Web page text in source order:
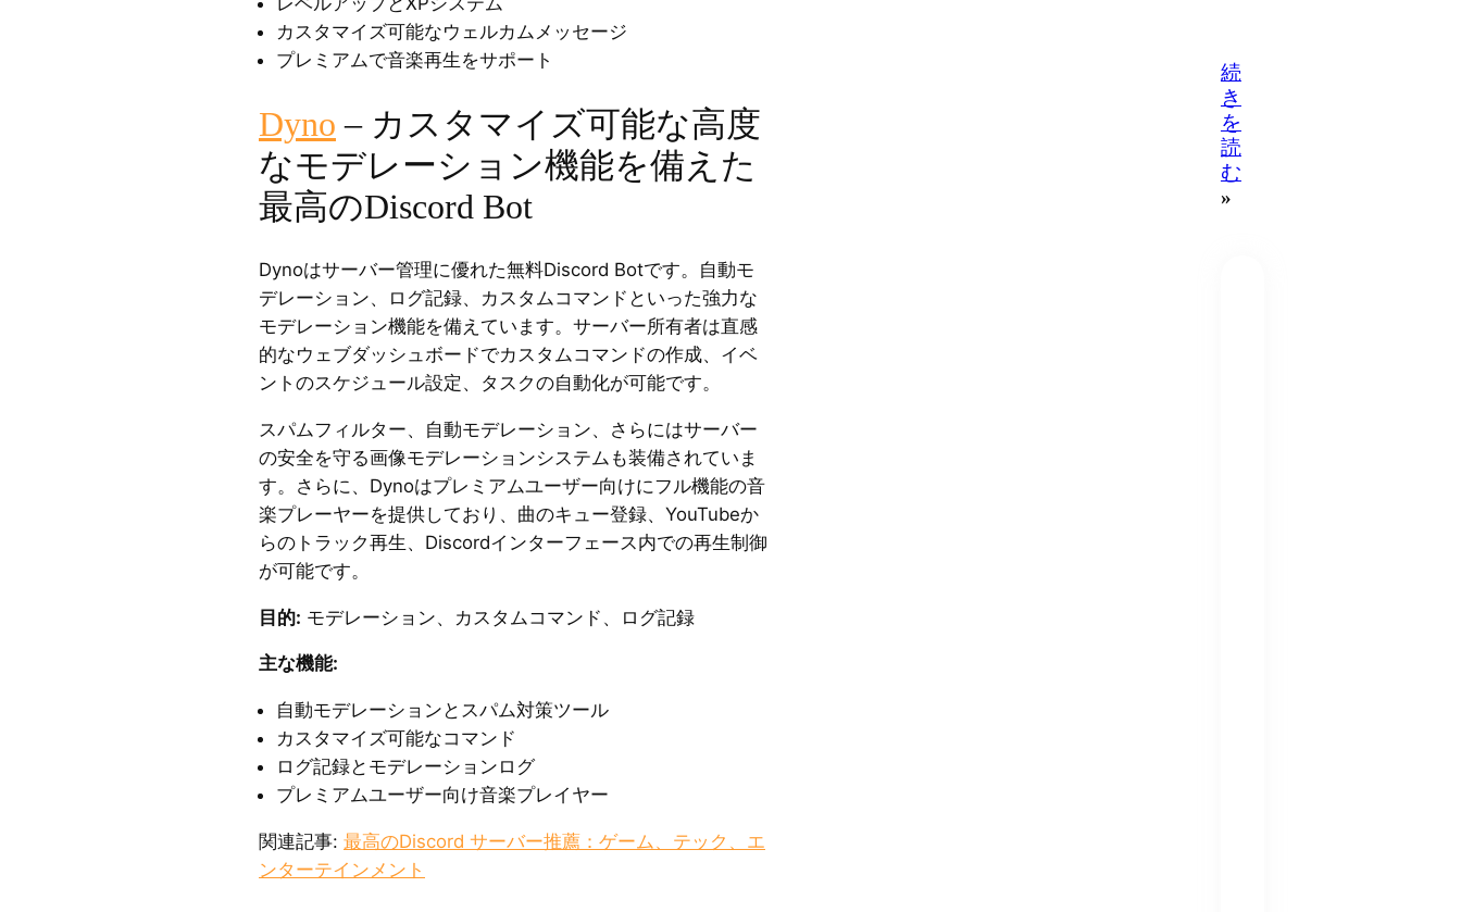
カスタマイズ可能なウェルカムメッセージ
プレミアムで音楽再生をサポート
Dyno – カスタマイズ可能な高度
なモデレーション機能を備えた
最高のDiscord Bot
Dynoはサーバー管理に優れた無料Discord Botです。自動モ
デレーション、ログ記録、カスタムコマンドといった強力な
モデレーション機能を備えています。サーバー所有者は直感
的なウェブダッシュボードでカスタムコマンドの作成、イベ
ントのスケジュール設定、タスクの自動化が可能です。
スパムフィルター、自動モデレーション、さらにはサーバー
の安全を守る画像モデレーションシステムも装備されていま
す。さらに、Dynoはプレミアムユーザー向けにフル機能の音
楽プレーヤーを提供しており、曲のキュー登録、YouTubeか
らのトラック再生、Discordインターフェース内での再生制御
が可能です。
目的: モデレーション、カスタムコマンド、ログ記録
主な機能:
自動モデレーションとスパム対策ツール
カスタマイズ可能なコマンド
ログ記録とモデレーションログ
プレミアムユーザー向け音楽プレイヤー
関連記事: 最高のDiscord サーバー推薦：ゲーム、テック、エ
ンターテインメント
続
き
を
読
む
»